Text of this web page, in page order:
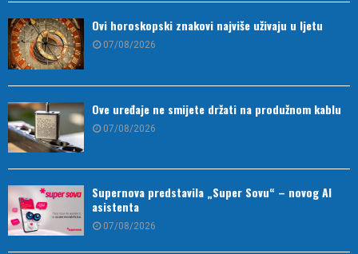
Ovi horoskopski znakovi najviše uživaju u ljetu
07/08/2026
Ove uređaje ne smijete držati na produžnom kablu
07/08/2026
Supernova predstavila „Super Sovu“ – novog AI
asistenta
07/08/2026